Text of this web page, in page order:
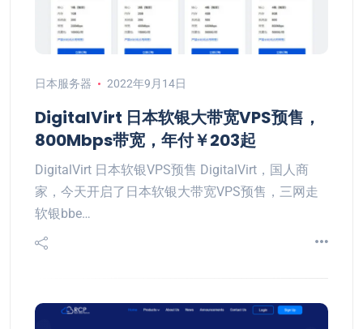
日本服务器 2022年9月14日
DigitalVirt 日本软银大带宽VPS预售，
800Mbps带宽，年付￥203起
DigitalVirt 日本软银VPS预售 DigitalVirt，国人商
家，今天开启了日本软银大带宽VPS预售，三网走
软银bbe…